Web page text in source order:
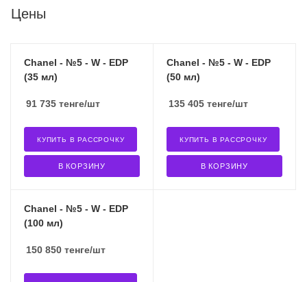
Цены
Chanel - №5 - W - EDP
(35 мл)
91 735 тенге/шт
В КОРЗИНУ
КУПИТЬ В РАССРОЧКУ
Chanel - №5 - W - EDP
(50 мл)
135 405 тенге/шт
В КОРЗИНУ
КУПИТЬ В РАССРОЧКУ
Chanel - №5 - W - EDP
(100 мл)
150 850 тенге/шт